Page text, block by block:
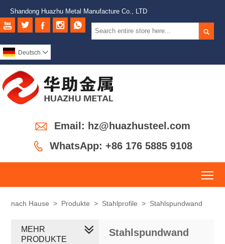
Shandong Huazhu Metal Manufacture Co., LTD

    
Deutsch 
 Email: hz@huazhusteel.com
 WhatsApp: +86 176 5885 9108
nach Hause > Produkte > Stahlprofile > Stahlspundwand
Stahlspundwand
MEHR
PRODUKTE